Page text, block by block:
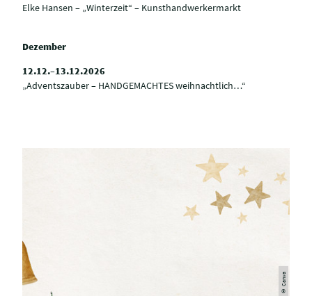
Elke Hansen – „Winterzeit“ – Kunsthandwerkermarkt
Dezember
12.12.–13.12.2026
„Adventszauber – HANDGEMACHTES weihnachtlich…“
© Canva